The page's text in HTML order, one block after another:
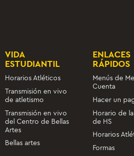
VIDA
ESTUDIANTIL
Horarios Atléticos
Transmisión en vivo
de atletismo
Transmisión en vivo
del Centro de Bellas
Artes
Bellas artes
ENLACES
RÁPIDOS
Menús de
Cuenta
Hacer un
Horario de
de HS
Horarios
Formas